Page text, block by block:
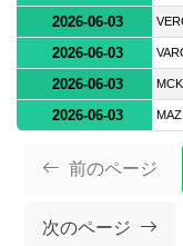
2026-06-03
2026-06-03
2026-06-03
2026-06-03
前のページ
次のページ